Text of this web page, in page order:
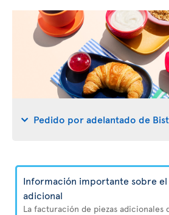
Pedido por adelantado de
Información importante sobre
adicional
La facturación de piezas adicionales